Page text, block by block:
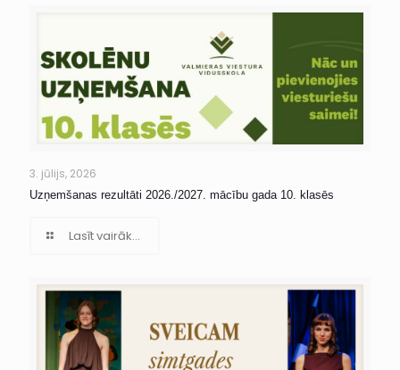
3. jūlijs, 2026
Uzņemšanas rezultāti 2026./2027. mācību gada 10. klasēs
Lasīt vairāk...